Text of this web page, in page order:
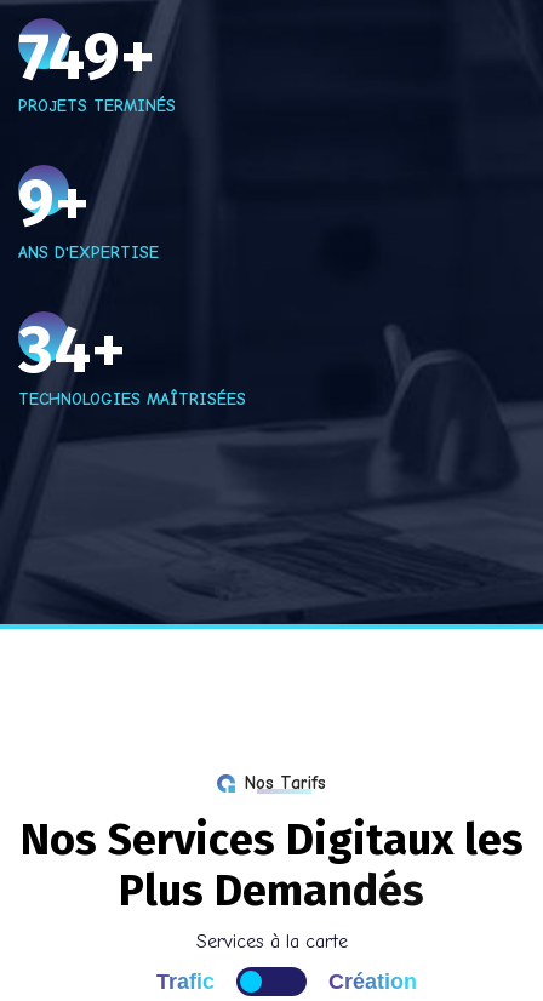
750+
PROJETS TERMINÉS
10+
ANS D'EXPERTISE
35+
TECHNOLOGIES MAÎTRISÉES
Nos Tarifs
Nos Services Digitaux les
Plus Demandés
Services à la carte
Trafic Création